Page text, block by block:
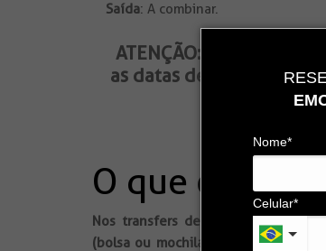
Nome*
Celular*
Saída: A combinar.
ATENÇÃO:
as datas de 26 de
uma
O que está
Nos transfers de saída e chegada
(bolsa ou mochila pequena, por